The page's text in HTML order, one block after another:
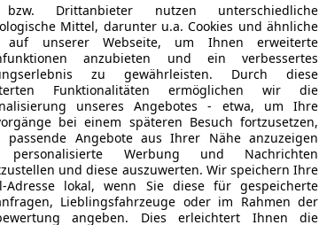
Drittanbieter nutzen unterschiedliche
Mittel, darunter u.a. Cookies und ähnliche
auf unserer Webseite, um Ihnen erweiterte
anzubieten und ein verbessertes
zu gewährleisten. Durch diese
Funktionalitäten ermöglichen wir die
unseres Angebotes - etwa, um Ihre
bei einem späteren Besuch fortzusetzen,
passende Angebote aus Ihrer Nähe anzuzeigen
personalisierte Werbung und Nachrichten
und diese auszuwerten. Wir speichern Ihre
Adresse lokal, wenn Sie diese für gespeicherte
Lieblingsfahrzeuge oder im Rahmen der
angeben. Dies erleichtert Ihnen die